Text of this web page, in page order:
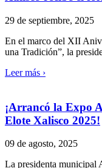
29 de septiembre, 2025
En el marco del XII
una Tradición”, la
Leer más ›
¡Arrancó la Expo
Elote Xalisco 2025!
09 de agosto, 2025
La presidenta municipal